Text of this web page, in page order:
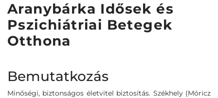
Aranybárka Idősek és
Pszichiátriai Betegek
Otthona
Bemutatkozás
Minőségi, biztonságos életvitel biztosítás. Székhely (Móricz